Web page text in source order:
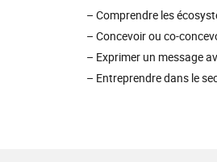
– Comprendre les
– Concevoir ou co-
– Exprimer un message
– Entreprendre dans le